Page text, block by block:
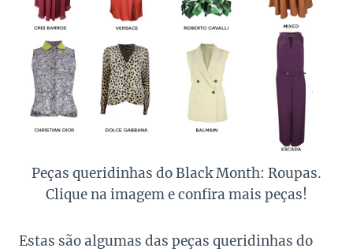
Peças queridinhas do Black Month: Roupas.
Clique na imagem e confira mais peças!
Estas são algumas das peças queridinhas do